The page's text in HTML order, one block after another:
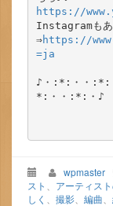
https://
Instagramもあ
⇒https://
=ja
♪・:*:・・:*:
*:・・:*:・♪
wpmaster
スト
アーティス
しく
撮影 編曲